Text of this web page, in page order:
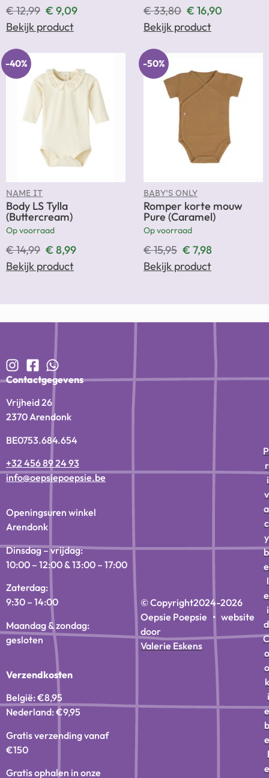
€12,99 € 9,09
Bekijk product
€33,80 € 16,90
Bekijk product
-40%
NAME IT
Body LS Tylla
(Buttercream)
Op voorraad
€14,99 € 8,99
Bekijk product
-50%
BABY'S ONLY
Romper korte mouw
Pure (Caramel)
Op voorraad
€15,95 € 7,98
Bekijk product
Contactgegevens
Vrijheid 26
2370 Arendonk
BE0753.684.654
+32 456 89 24 93
info@oepsiepoepsie.be
Openingsuren winkel
Arendonk
Dinsdag – vrijdag:
10:00 – 12:00 & 13:00 – 17:00
Zaterdag:
9:30 – 14:00
Maandag & zondag:
gesloten
Verzendkosten
België: €8,95
Nederland: €9,95
Gratis verzending vanaf
€150
Gratis ophalen in onze
© Copyright2024-2026
Oepsie Poepsie • website
door
Valerie Eskens
P
r
i
v
a
c
y
b
e
l
e
i
d
C
o
o
k
i
e
b
e
l
e